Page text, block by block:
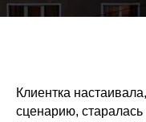
Клиентка
сценарию,